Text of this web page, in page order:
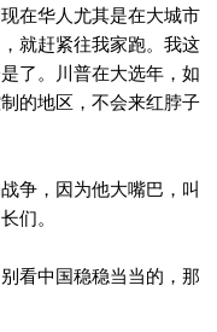
在华人尤其是在大城市
就赶紧往我家跑。我这
了。川普在大选年，如
的地区，不会来红脖子
争，因为他大嘴巴，叫
们。
看中国稳稳当当的，那